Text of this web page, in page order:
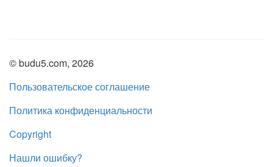
© budu5.com, 2026
Пользовательское соглашение
Политика конфиденциальности
Copyright
Нашли ошибку?